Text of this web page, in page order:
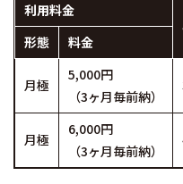
利用料金
形態
料金
月極
5,000円
（3ヶ月毎前納）
月極
6,000円
（3ヶ月毎前納）